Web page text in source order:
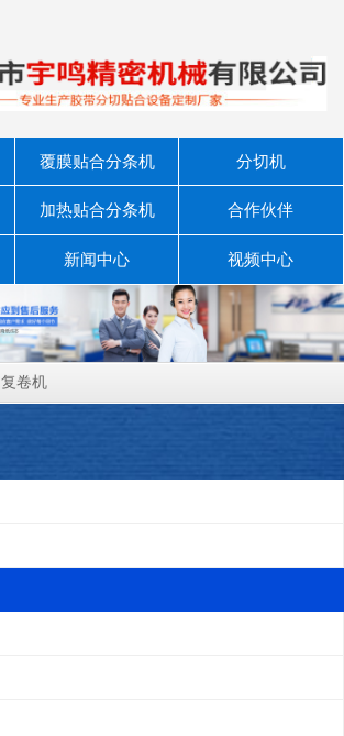
覆膜贴合分条机 分切机
加热贴合分条机 合作伙伴
新闻中心 视频中心
复卷机